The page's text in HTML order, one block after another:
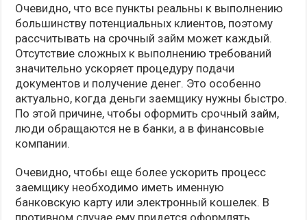
Очевидно, что все пункты реальны к выполнению
большинству потенциальных клиентов, поэтому
рассчитывать на срочный займ может каждый.
Отсутствие сложных к выполнению требований
значительно ускоряет процедуру подачи
документов и получение денег. Это особенно
актуально, когда деньги заемщику нужны быстро.
По этой причине, чтобы оформить срочный займ,
люди обращаются не в банки, а в финансовые
компании.
Очевидно, чтобы еще более ускорить процесс
заемщику необходимо иметь именную
банковскую карту или электронный кошелек. В
противном случае ему придется оформлять